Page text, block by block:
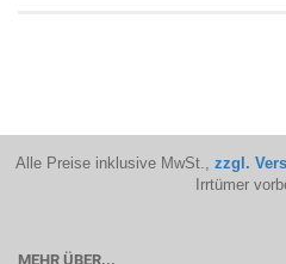
Alle Preise inklusive MwSt., zzgl.
Irrtümer
MEHR ÜBER...